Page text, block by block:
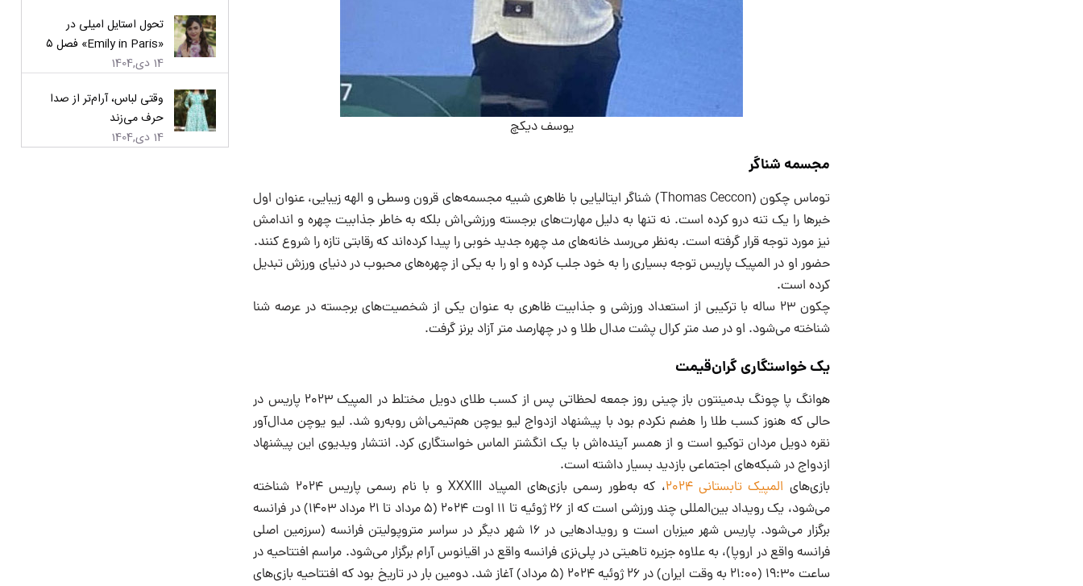
یوسف دیکچ
مجسمه شناگر
توماس چکون (Thomas Ceccon) شناگر ایتالیایی با ظاهری شبیه مجسمه‌های قرون وسطی و الهه زیبایی، عنوان اول
خبرها را یک تنه درو کرده است. نه تنها به دلیل مهارت‌های برجسته ورزشی‌اش بلکه به خاطر جذابیت چهره و اندامش
نیز مورد توجه قرار گرفته است. به‌نظر می‌رسد خانه‌های مد چهره جدید خوبی را پیدا کرده‌اند که رقابتی تازه را شروع کنند.
حضور او در المپیک پاریس توجه بسیاری را به خود جلب کرده و او را به یکی از چهره‌های محبوب در دنیای ورزش تبدیل
کرده است.
چکون ۲۳ ساله با ترکیبی از استعداد ورزشی و جذابیت ظاهری به عنوان یکی از شخصیت‌های برجسته در عرصه شنا
شناخته می‌شود. او در صد متر کرال پشت مدال طلا و در چهارصد متر آزاد برنز گرفت.
یک خواستگاری گران‌قیمت
هوانگ پا چونگ بدمینتون باز چینی روز جمعه لحظاتی پس از کسب طلای دویل مختلط در المپیک ۲۰۲۳ پاریس در
حالی که هنوز کسب طلا را هضم نکردم بود با پیشنهاد ازدواج لیو یوچن هم‌تیمی‌اش روبه‌رو شد. لیو یوچن مدال‌آور
نقره دویل مردان توكيو است و از همسر آینده‌اش با یک انگشتر الماس خواستگاری کرد. انتشار ویدیوی این پیشنهاد
ازدواج در شبکه‌های اجتماعی بازدید بسیار داشته است.
بازی‌های المپیک تابستانی ۲۰۲۴
، که به‌طور رسمی بازی‌های المپیاد XXXIII و با نام رسمی پاریس ۲۰۲۴ شناخته
می‌شود، یک رویداد بین‌المللی چند ورزشی است که از ۲۶ ژوئیه تا ۱۱ اوت ۲۰۲۴ (۵ مرداد تا ۲۱ مرداد ۱۴۰۳) در فرانسه
برگزار می‌شود. پاریس شهر میزبان است و رویدادهایی در ۱۶ شهر دیگر در سراسر متروپولیتن فرانسه (سرزمین اصلی
فرانسه واقع در اروپا)، به علاوه جزیره تاهیتی در پلی‌نزی فرانسه واقع در اقیانوس آرام برگزار می‌شود. مراسم افتتاحیه در
ساعت ۱۹:۳۰ (۲۱:۰۰ به وقت ایران) در ۲۶ ژوئیه ۲۰۲۴ (۵ مرداد) آغاز شد. دومین بار در تاریخ بود که افتتاحیه بازی‌های
تحول استایل امیلی در
«Emily in Paris» فصل ۵
14 دی,1404
وقتی لباس، آرام‌تر از صدا
حرف می‌زند
14 دی,1404